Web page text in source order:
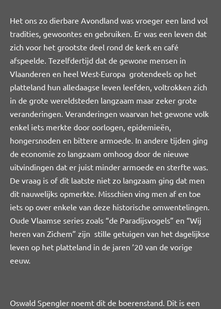
Het ons zo dierbare Avondland was vroeger een land vol
tradities, gewoontes en gebruiken. Er was een leven dat
zich voor het grootste deel rond de kerk en café
afspeelde. Tezelfdertijd dat de gewone mensen in
Vlaanderen en heel West-Europa grotendeels op het
platteland hun alledaagse leven leefden, voltrokken zich
in de grote wereldsteden langzaam maar zeker grote
veranderingen. Veranderingen waarvan het gewone volk
enkel iets merkte door oorlogen, epidemieën,
hongersnoden en bittere armoede. In andere tijden ging
de economie zo langzaam omhoog door de nieuwe
uitvindingen dat er juist minder armoede en sterfte was.
De vraag is of dit laatste niet zo langzaam ging dat men
dit nauwelijks opmerkte. Misschien ving men af en toe
iets op over enkele van deze historische omwentelingen.
Oude Vlaamse series zoals “de Paradijsvogels” en “Wij
heren van Zichem” zijn stille getuigen van het dagelijkse
leven op het platteland in de jaren ’20 van de vorige
eeuw.
Oswald Spengler noemt dit de boerenstand. Dit is een